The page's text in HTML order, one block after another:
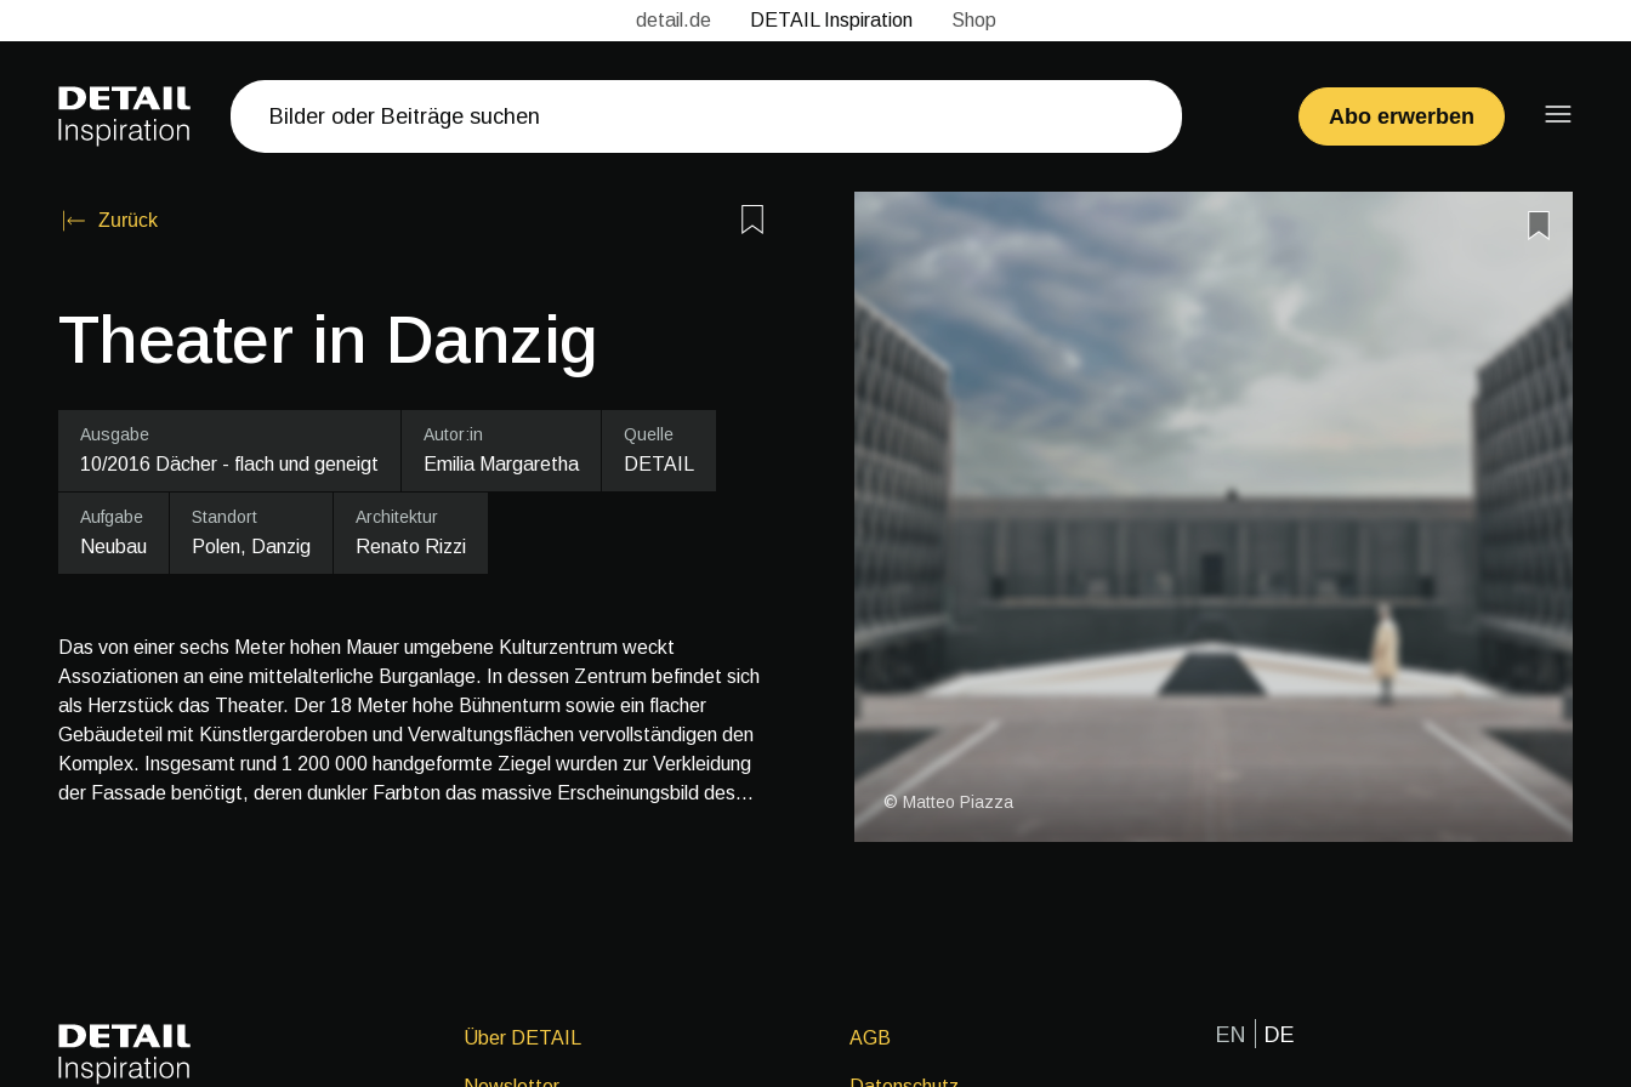
detail.de DETAIL Inspiration Shop
Abo erwerben
Zurück
Theater in Danzig
Ausgabe
10/2016 Dächer - flach und geneigt
Autor:in
Emilia Margaretha
Quelle
DETAIL
Aufgabe
Neubau
Standort
Polen, Danzig
Architektur
Renato Rizzi
Das von einer sechs Meter hohen Mauer umgebene Kulturzentrum weckt
Assoziationen an eine mittelalterliche Burganlage. In dessen Zentrum befindet sich
als Herzstück das Theater. Der 18 Meter hohe Bühnenturm sowie ein flacher
Gebäudeteil mit Künstlergarderoben und Verwaltungsflächen vervollständigen den
Komplex. Insgesamt rund 1 200 000 handgeformte Ziegel wurden zur Verkleidung
der Fassade benötigt, deren dunkler Farbton das massive Erscheinungsbild des...
© Matteo Piazza
Über DETAIL AGB EN DE